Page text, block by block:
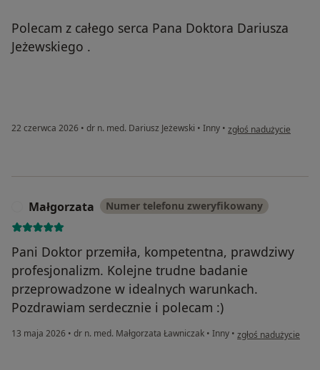
Polecam z całego serca Pana Doktora Dariusza
Jeżewskiego .
22 czerwca 2026 • dr n. med. Dariusz Jeżewski • Inny • w opinii użytkownika
zgłoś nadużycie
Małgorzata Numer telefonu zweryfikowany
Pani Doktor przemiła, kompetentna, prawdziwy
profesjonalizm. Kolejne trudne badanie
przeprowadzone w idealnych warunkach.
Pozdrawiam serdecznie i polecam :)
13 maja 2026 • dr n. med. Małgorzata Ławniczak • Inny • w opinii użytkownika
zgłoś nadużycie